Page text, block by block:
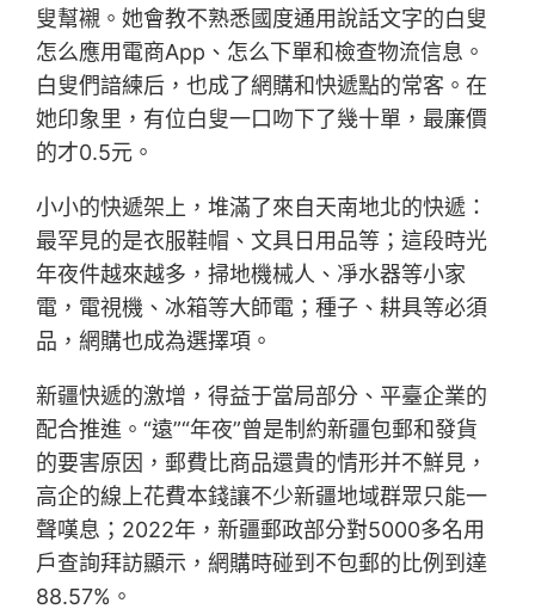
叟幫襯。她會教不熟悉國度通用說話文字的白叟
怎么應用電商App、怎么下單和檢查物流信息。
白叟們諳練后，也成了網購和快遞點的常客。在
她印象里，有位白叟一口吻下了幾十單，最廉價
的才0.5元。
小小的快遞架上，堆滿了來自天南地北的快遞：
最罕見的是衣服鞋帽、文具日用品等；這段時光
年夜件越來越多，掃地機械人、凈水器等小家
電，電視機、冰箱等大師電；種子、耕具等必須
品，網購也成為選擇項。
新疆快遞的激增，得益于當局部分、平臺企業的
配合推進。“遠”“年夜”曾是制約新疆包郵和發貨
的要害原因，郵費比商品還貴的情形并不鮮見，
高企的線上花費本錢讓不少新疆地域群眾只能一
聲嘆息；2022年，新疆郵政部分對5000多名用
戶查詢拜訪顯示，網購時碰到不包郵的比例到達
88.57%。